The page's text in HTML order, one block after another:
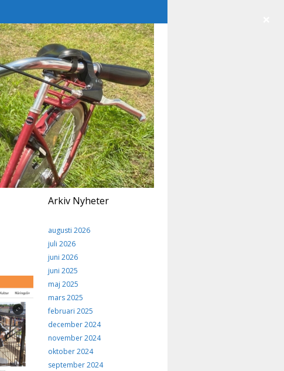
Arkiv Nyheter
augusti 2026
juli 2026
juni 2026
juni 2025
maj 2025
mars 2025
februari 2025
december 2024
november 2024
oktober 2024
september 2024